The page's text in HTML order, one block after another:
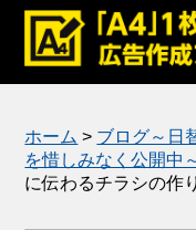
ホーム > ブログ～日
を惜しみなく公開中
に伝わるチラシの作